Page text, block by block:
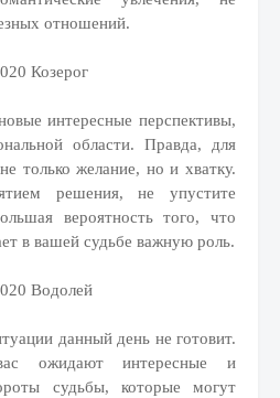
отношений.
Козерог
интересные перспективы,
области. Правда, для
только желание, но и хватку.
решения, не упустите
вероятность того, что
в вашей судьбе важную роль.
Водолей
данный день не готовит.
ожидают интересные и
судьбы, которые могут